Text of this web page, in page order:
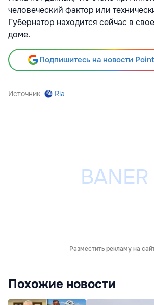
человеческий фактор или
Губернатор находится сейчас в
доме.
Подпишитесь на новости
Источник Ria
Разместить рекламу на
Похожие новости